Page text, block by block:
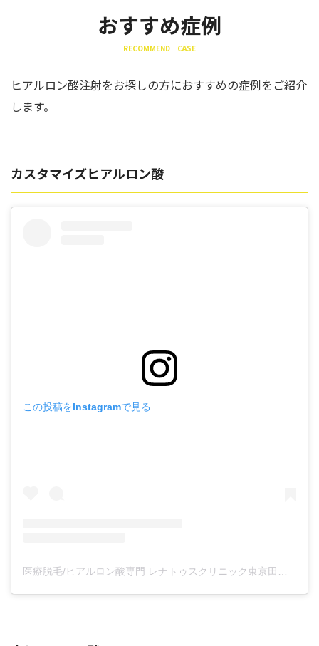
おすすめ症例
RECOMMEND CASE
ヒアルロン酸注射をお探しの方におすすめの症例をご紹介
します。
カスタマイズヒアルロン酸
この投稿をInstagramで見る